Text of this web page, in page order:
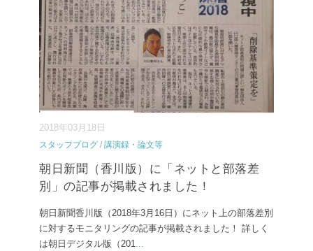
2018年03月18日
スタッフブログ / 講演録・論文等
朝日新聞（香川版）に「ネットと部落差
別」の記事が掲載されました！
朝日新聞香川版（2018年3月16日）にネット上の部落差別
に対するモニタリングの記事が掲載されました！ 詳しく
は朝日デジタル版（201